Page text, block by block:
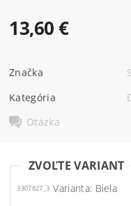
13,60 €
Značka
Kategória
Otázka
ZVOĽTE VARIANT
3307827_3 Varianta: Biela